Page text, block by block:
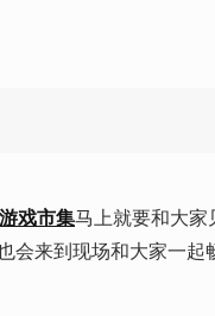
戏市集马上就要和大
会来到现场和大家一起